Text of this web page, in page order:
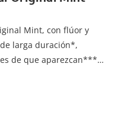
Mint, con flúor y
larga duración*,
de que aparezcan****.
continuo por 4